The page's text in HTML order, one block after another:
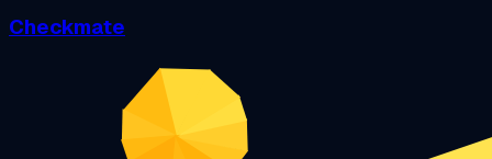
Checkmate